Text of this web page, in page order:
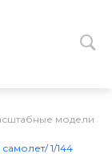
модели
1/144